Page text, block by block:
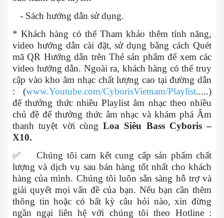
- Sách hướng dẫn sử dụng.
* Khách hàng có thể Tham khảo thêm tính năng,
video hướng dẫn cài đặt, sử dụng bằng cách Quét
mã QR Hướng dẫn trên Thẻ sản phẩm để xem các
video hướng dẫn. Ngoài ra, khách hàng có thể truy
cập vào kho âm nhạc chất lượng cao tại đường dẫn
: (www.Youtube.com/CyborisVietnam/Playlist.....)
để thưởng thức nhiều Playlist âm nhạc theo nhiều
chủ đề để thưởng thức âm nhạc và khám phá Âm
thanh tuyệt vời cùng Loa Siêu Bass Cyboris –
X10.
✅
Chúng tôi cam kết cung cấp sản phẩm chất
lượng và dịch vụ sau bán hàng tốt nhất cho khách
hàng của mình. Chúng tôi luôn sẵn sàng hỗ trợ và
giải quyết mọi vấn đề của bạn. Nếu bạn cần thêm
thông tin hoặc có bất kỳ câu hỏi nào, xin đừng
ngần ngại liên hệ với chúng tôi theo Hotline :